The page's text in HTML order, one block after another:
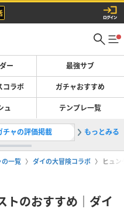
ー 最強サブ
コラボ ガチャおすすめ
ュ テンプレ一覧
チャの評価掲載 2コード
もっとみる
の一覧 ダイの大冒険コラボ ヒュ
トのおすすめ｜ダイ